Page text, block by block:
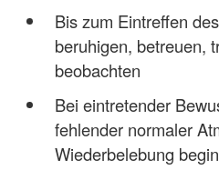
Bis zum Eintreffen
beruhigen, betreuen,
beobachten
Bei eintretender
fehlender normaler
Wiederbelebung